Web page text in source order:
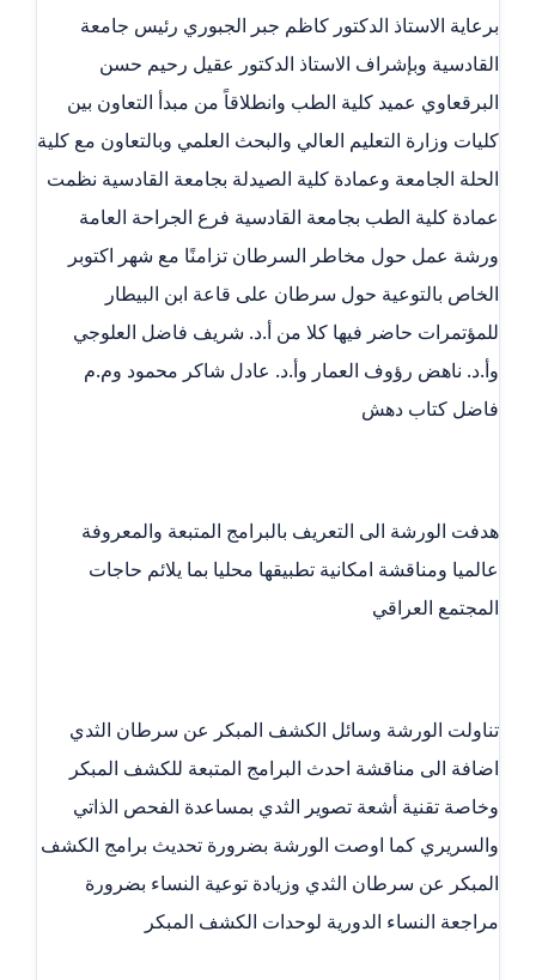
برعاية الاستاذ الدكتور كاظم جبر الجبوري رئيس جامعة
القادسية وبإشراف الاستاذ الدكتور عقيل رحيم حسن
البرقعاوي عميد كلية الطب وانطلاقاً من مبدأ التعاون بين
كليات وزارة التعليم العالي والبحث العلمي وبالتعاون مع كلية
الحلة الجامعة وعمادة كلية الصيدلة بجامعة القادسية نظمت
عمادة كلية الطب بجامعة القادسية فرع الجراحة العامة
ورشة عمل حول مخاطر السرطان تزامنًا مع شهر اكتوبر
الخاص بالتوعية حول سرطان على قاعة ابن البيطار
للمؤتمرات حاضر فيها كلا من أ.د. شريف فاضل العلوجي
وأ.د. ناهض رؤوف العمار وأ.د. عادل شاكر محمود وم.م
فاضل كتاب دهش
هدفت الورشة الى التعريف بالبرامج المتبعة والمعروفة
عالميا ومناقشة امكانية تطبيقها محليا بما يلائم حاجات
المجتمع العراقي
تناولت الورشة وسائل الكشف المبكر عن سرطان الثدي
اضافة الى مناقشة احدث البرامج المتبعة للكشف المبكر
وخاصة تقنية أشعة تصوير الثدي بمساعدة الفحص الذاتي
والسريري كما اوصت الورشة بضرورة تحديث برامج الكشف
المبكر عن سرطان الثدي وزيادة توعية النساء بضرورة
مراجعة النساء الدورية لوحدات الكشف المبكر